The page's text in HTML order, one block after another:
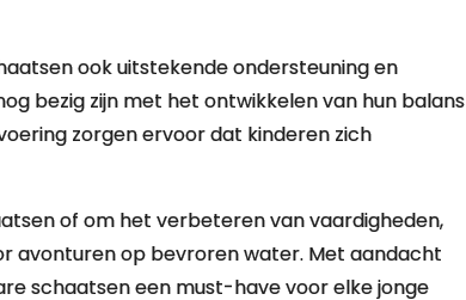
ook uitstekende ondersteuning en
bezig zijn met het ontwikkelen van hun balans
zorgen ervoor dat kinderen zich
of om het verbeteren van vaardigheden,
avonturen op bevroren water. Met aandacht
schaatsen een must-have voor elke jonge